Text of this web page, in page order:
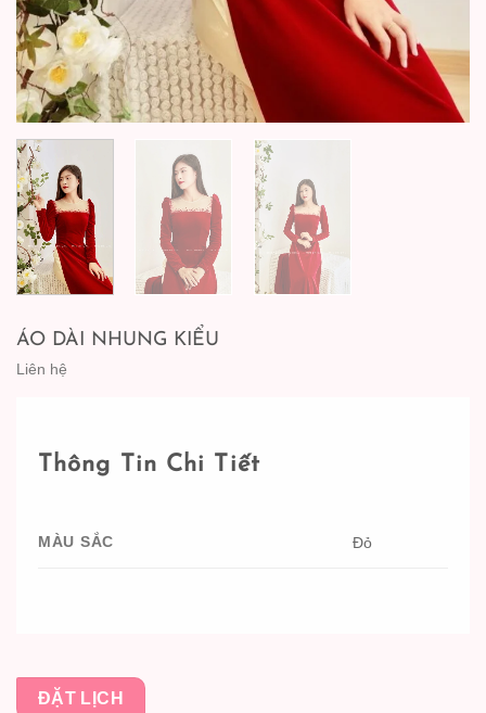
ÁO DÀI NHUNG KIỂU
Liên hệ
Thông Tin Chi Tiết
MÀU SẮC Đỏ
ĐẶT LỊCH